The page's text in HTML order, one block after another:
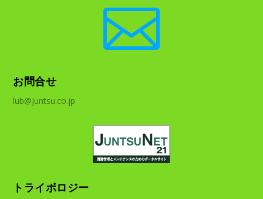

お問合せ
lub@juntsu.co.jp
トライボロジー